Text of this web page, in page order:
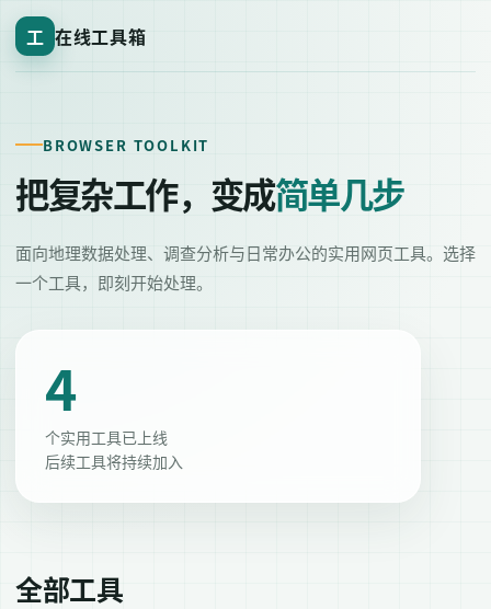
工 在线工具箱
BROWSER TOOLKIT
把复杂工作，变成简单几步
面向地理数据处理、调查分析与日常办公的实用网页工具。选择
一个工具，即刻开始处理。
4
个实用工具已上线
后续工具将持续加入
全部工具